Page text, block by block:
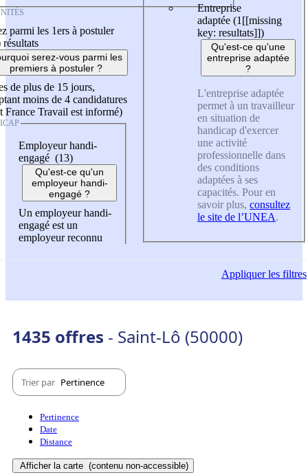
parmi les 1ers à postuler
résultats
serez-vous parmi les
premiers à postuler ?
de plus de 15 jours,
moins de 4 candidatures
France Travail est informé)
Employeur handi-
engagé (13)
Qu'est-ce qu'un
employeur handi-
engagé ?
Un employeur handi-
engagé est un
employeur reconnu
Entreprise
adaptée (1 [[missing
key: resultats]])
Qu'est-ce qu'une
entreprise adaptée
?
L'entreprise adaptée
permet à un travailleur
en situation de
handicap d'exercer
une activité
professionnelle dans
des conditions
adaptées à ses
capacités. Pour en
savoir plus, consultez
le site de l’UNEA.
Appliquerles filtres
1435 offres - Saint-Lô (50000)
Trier par Pertinence
Pertinence
Date
Distance
Afficher la carte (contenu non-accessible)